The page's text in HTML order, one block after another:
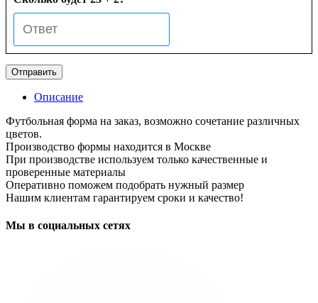
Описание
Футбольная форма на заказ, возможно сочетание различных
цветов.
Производство формы находится в Москве
При производстве используем только качественные и
проверенные материалы
Оперативно поможем подобрать нужный размер
Нашим клиентам гарантируем сроки и качество!
Мы в социальных сетях